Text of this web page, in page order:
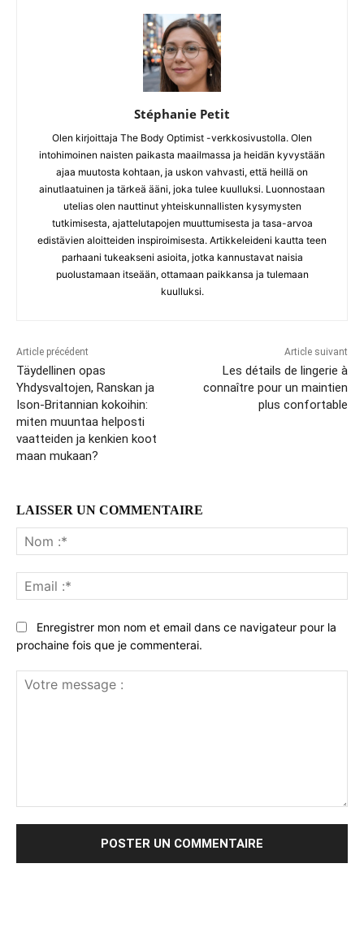
Stéphanie Petit
Olen kirjoittaja The Body Optimist -verkkosivustolla. Olen
intohimoinen naisten paikasta maailmassa ja heidän kyvystään
ajaa muutosta kohtaan, ja uskon vahvasti, että heillä on
ainutlaatuinen ja tärkeä ääni, joka tulee kuulluksi. Luonnostaan
utelias olen nauttinut yhteiskunnallisten kysymysten
tutkimisesta, ajattelutapojen muuttumisesta ja tasa-arvoa
edistävien aloitteiden inspiroimisesta. Artikkeleideni kautta teen
parhaani tukeakseni asioita, jotka kannustavat naisia
puolustamaan itseään, ottamaan paikkansa ja tulemaan
kuulluksi.
Article précédent
Täydellinen opas
Yhdysvaltojen, Ranskan ja
Ison-Britannian kokoihin:
miten muuntaa helposti
vaatteiden ja kenkien koot
maan mukaan?
Article suivant
Les détails de lingerie à
connaître pour un maintien
plus confortable
LAISSER UN COMMENTAIRE
:*
:*
Enregistrer mon nom et email dans ce navigateur pour la
prochaine fois que je commenterai.